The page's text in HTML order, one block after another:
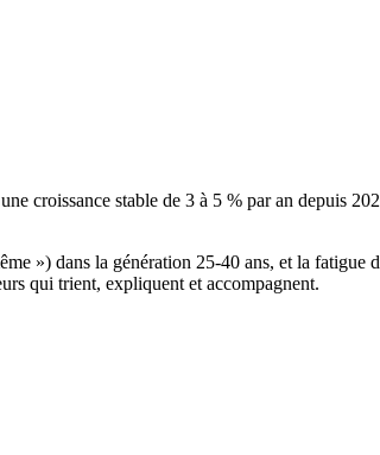
croissance stable de 3 à 5 % par an depuis
») dans la génération 25-40 ans, et la fatigue
qui trient, expliquent et accompagnent.